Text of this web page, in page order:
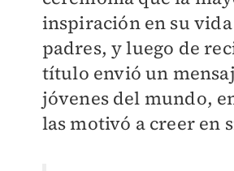
inspiración en su vida
padres, y luego de
título envió un
jóvenes del mundo,
las motivó a creer en